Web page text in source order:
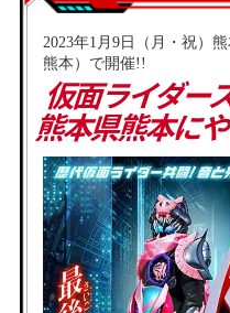
2023年1月9日（月・祝）
熊本）で開催!!
仮面ライダー
熊本県熊本に